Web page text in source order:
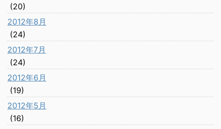
(20)
2012年8月
(24)
2012年7月
(24)
2012年6月
(19)
2012年5月
(16)